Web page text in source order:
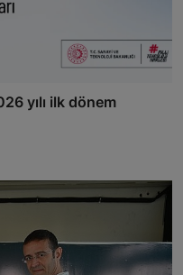
yılı ilk dönem